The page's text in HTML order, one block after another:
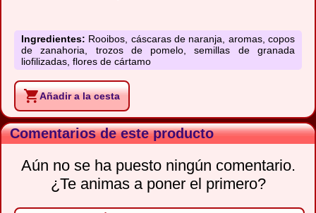
Ingredientes: Rooibos, cáscaras de naranja, aromas, copos
de zanahoria, trozos de pomelo, semillas de granada
liofilizadas, flores de cártamo
Añadir a la cesta
Comentarios de este producto
Aún no se ha puesto ningún comentario.
¿Te animas a poner el primero?